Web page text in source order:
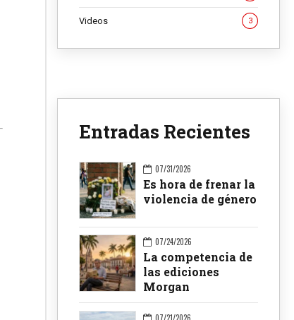
Videos 3
Entradas Recientes
07/31/2026
Es hora de frenar la
violencia de género
07/24/2026
La competencia de
las ediciones
Morgan
07/21/2026